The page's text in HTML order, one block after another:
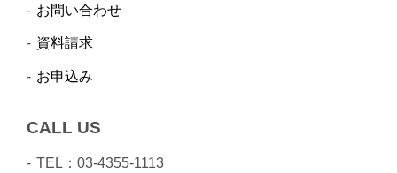
お問い合わせ
資料請求
お申込み
CALL US
TEL：03-4355-1113